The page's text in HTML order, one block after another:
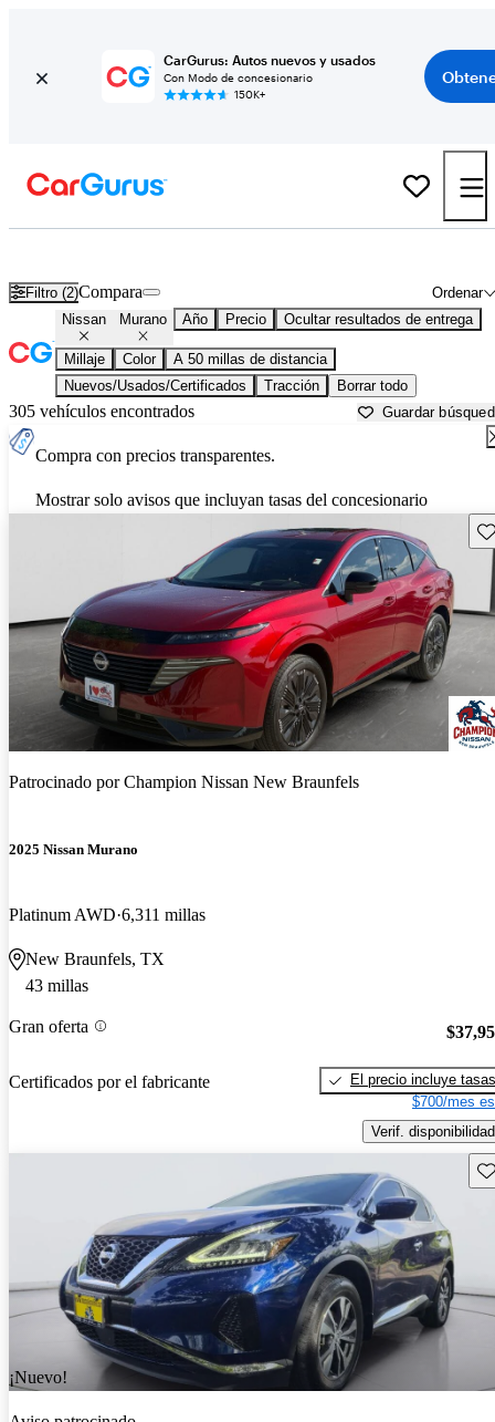
CarGurus: Autos nuevos y usados
Con Modo de concesionario
150K+
Filtro (2) Ordenar
Compara
Nissan Murano Año Precio Ocultar resultados de entrega
Millaje Color
A 50 millas de distancia
Nuevos/Usados/Certificados
Tracción Borrar todo
305 vehículos encontrados Guardar
Compra con precios transparentes.
Mostrar solo avisos que incluyan tasas del concesionario
Patrocinado porChampion Nissan New Braunfels
2025 Nissan Murano
Platinum AWD 6,311 millas
New Braunfels, TX
43 millas
Gran oferta
Certificados por el fabricante
El precio incluye tasas
$700/mes
Verif. disponibilidad
¡Nuevo!